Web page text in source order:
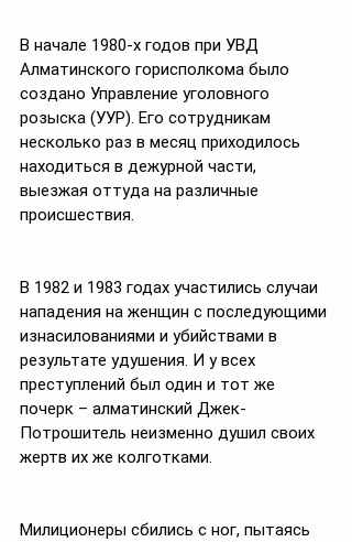
В начале 1980-х годов при УВД
Алматинского горисполкома было
создано Управление уголовного
розыска (УУР). Его сотрудникам
несколько раз в месяц приходилось
находиться в дежурной части,
выезжая оттуда на различные
происшествия.
В 1982 и 1983 годах участились случаи
нападения на женщин с последующими
изнасилованиями и убийствами в
результате удушения. И у всех
преступлений был один и тот же
почерк – алматинский Джек-
Потрошитель неизменно душил своих
жертв их же колготками.
Милиционеры сбились с ног, пытаясь